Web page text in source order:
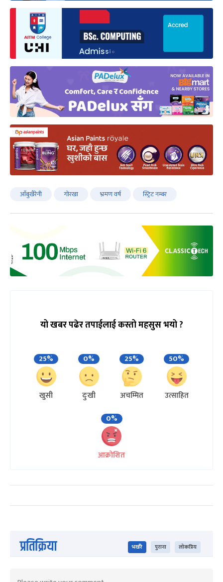
आँबुखैरेनी गोरखा भ्रमण वर्ष स्ट्रिट नम्बर
यो खबर पढेर तपाईलाई कस्तो महसुस भयो ?
25%
खुसी
0%
दुःखी
25%
अचम्मित
50%
उत्साहित
0%
आक्रोशित
प्रतिक्रिया भर्खरै पुराना लोकप्रिय